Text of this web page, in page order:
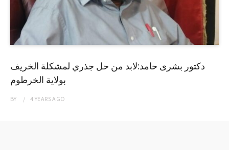
دكتور بشرى حامد:لابد من حل جذري لمشكلة الخريف
بولاية الخرطوم
BY 4 YEARSAGO